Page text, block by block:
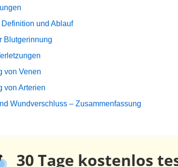
und Ablauf
Blutgerinnung
von Venen
von Arterien
Wundverschluss – Zusammenfassung
30 Tage kostenlos